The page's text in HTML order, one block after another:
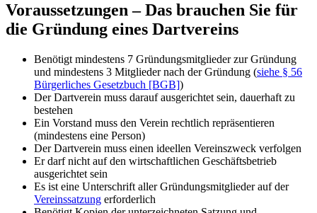
Voraussetzungen – Das brauchen Sie für
die Gründung eines Dartvereins
Benötigt mindestens 7 Gründungsmitglieder zur Gründung
und mindestens 3 Mitglieder nach der Gründung (siehe § 56
Bürgerliches Gesetzbuch [BGB])
Der Dartverein muss darauf ausgerichtet sein, dauerhaft zu
bestehen
Ein Vorstand muss den Verein rechtlich repräsentieren
(mindestens eine Person)
Der Dartverein muss einen ideellen Vereinszweck verfolgen
Er darf nicht auf den wirtschaftlichen Geschäftsbetrieb
ausgerichtet sein
Es ist eine Unterschrift aller Gründungsmitglieder auf der
Vereinssatzung erforderlich